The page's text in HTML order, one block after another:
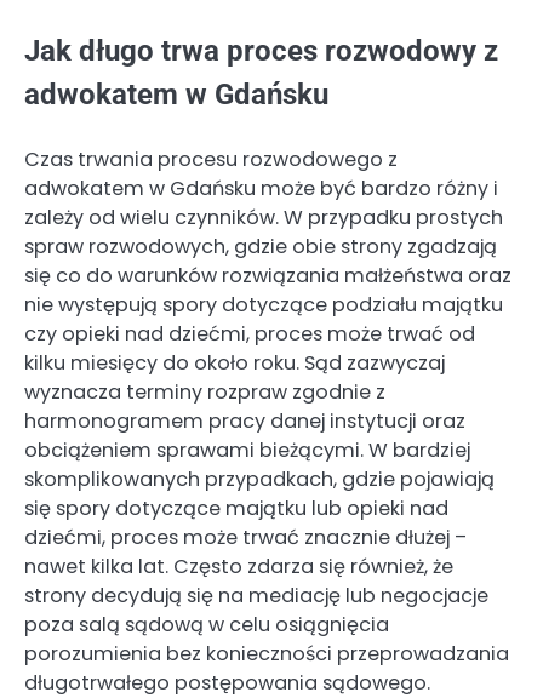
Jak długo trwa proces rozwodowy z
adwokatem w Gdańsku
Czas trwania procesu rozwodowego z
adwokatem w Gdańsku może być bardzo różny i
zależy od wielu czynników. W przypadku prostych
spraw rozwodowych, gdzie obie strony zgadzają
się co do warunków rozwiązania małżeństwa oraz
nie występują spory dotyczące podziału majątku
czy opieki nad dziećmi, proces może trwać od
kilku miesięcy do około roku. Sąd zazwyczaj
wyznacza terminy rozpraw zgodnie z
harmonogramem pracy danej instytucji oraz
obciążeniem sprawami bieżącymi. W bardziej
skomplikowanych przypadkach, gdzie pojawiają
się spory dotyczące majątku lub opieki nad
dziećmi, proces może trwać znacznie dłużej –
nawet kilka lat. Często zdarza się również, że
strony decydują się na mediację lub negocjacje
poza salą sądową w celu osiągnięcia
porozumienia bez konieczności przeprowadzania
długotrwałego postępowania sądowego.